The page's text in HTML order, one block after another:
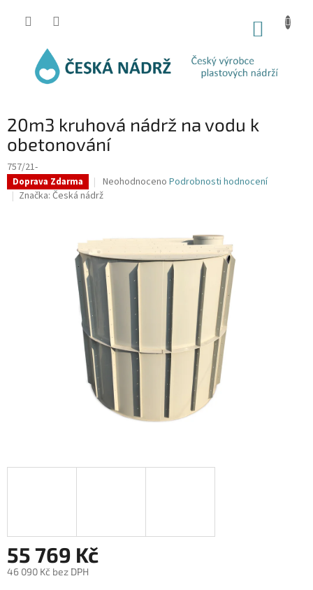
20m3 kruhová nádrž na vodu k
obetonování
757/21-
Doprava Zdarma
Průměrné
hodnocení
5
hvězdiček.
Neohodnoceno Podrobnosti hodnocení
Značka: Česká nádrž
55 769 Kč
46 090 Kč bez DPH